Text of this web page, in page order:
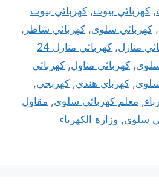
, كهربائي بيوت, كهربائي بيوت
, كهربائي سلوى, كهربائي شاطر ,
منازل,
كهربائي منازل 24
, كهربائي مناول, كهربائي
, كهرباي هندي, كهربجي,
, معلم كهربائي سلوى, مقاول
سلوى, وزارة الكهرباء